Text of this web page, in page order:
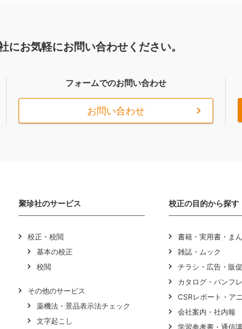
にお気軽にお問い合わせください。
フォームでのお問い合わせ
お問い合わせ
聚珍社のサービス
校正・校閲
基本の校正
校閲
その他のサービス
薬機法・景品表示法チェック
文字起こし
校正の目的から探す
書籍・実用書・ま
雑誌・ムック
チラシ・広告・販
カタログ・パンフ
CSRレポート・ア
会社案内・社内報
学習参考書・通信